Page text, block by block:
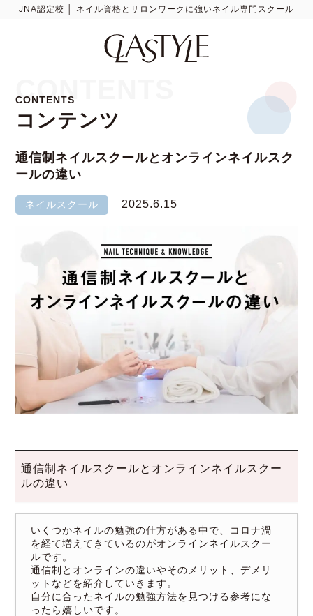
JNA認定校 │ ネイル資格とサロンワークに強いネイル専門スクール
CONTENTS
コンテンツ
CONTENTS
通信制ネイルスクールとオンラインネイルスク
ールの違い
ネイルスクール 2025.6.15
通信制ネイルスクールとオンラインネイルスクー
ルの違い
いくつかネイルの勉強の仕方がある中で、コロナ渦
を経て増えてきているのがオンラインネイルスクー
ルです。
通信制とオンラインの違いやそのメリット、デメリ
ットなどを紹介していきます。
自分に合ったネイルの勉強方法を見つける参考にな
ったら嬉しいです。